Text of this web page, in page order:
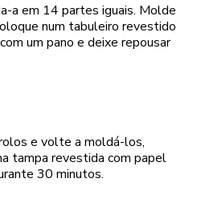
a em 14 partes iguais. Molde
num tabuleiro revestido
um pano e deixe repousar
e volte a moldá-los,
tampa revestida com papel
30 minutos.